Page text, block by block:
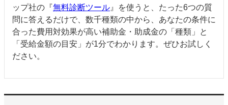
ップ社の『無料診断ツール 』を使うと、たった6つの質
問に答えるだけで、数千種類の中から、あなたの条件に
合った費用対効果が高い補助金・助成金の「種類」と
「受給金額の目安」が1分でわかります。ぜひお試しく
ださい。